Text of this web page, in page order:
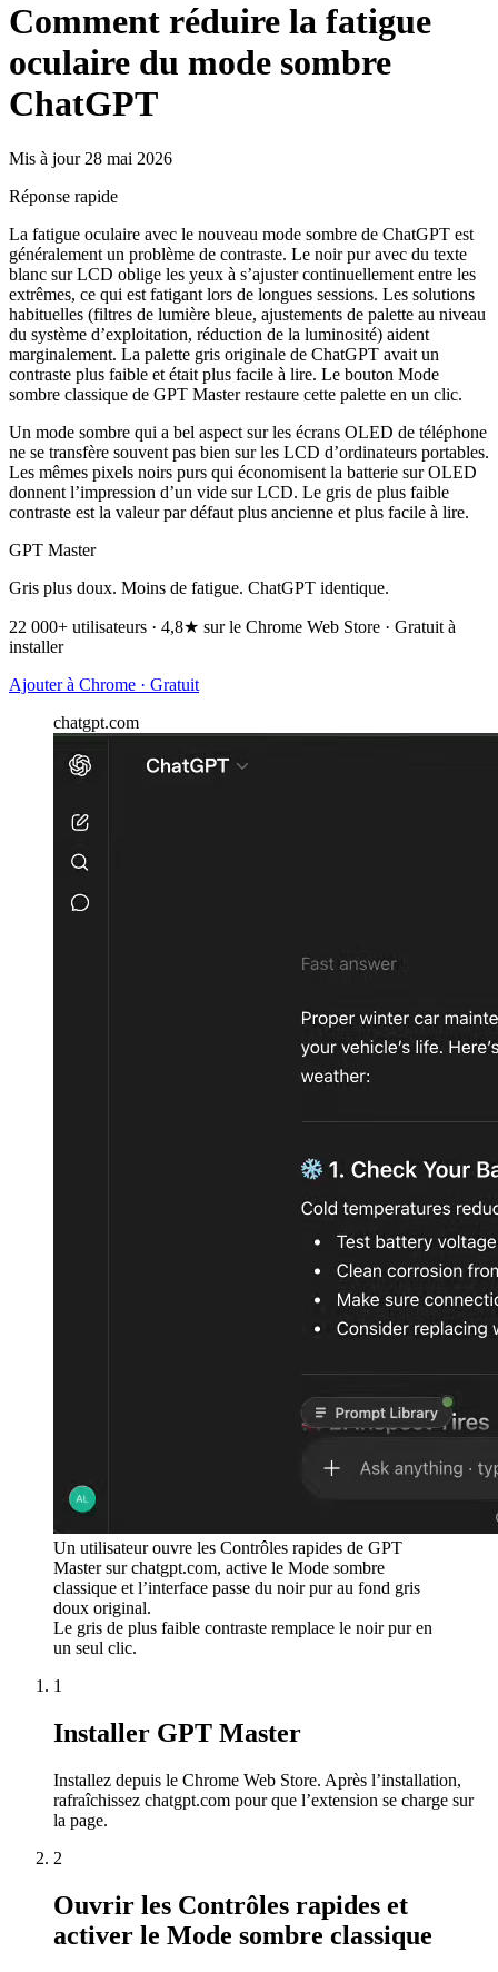
Comment réduire la fatigue
oculaire du mode sombre
ChatGPT
Mis à jour 28 mai 2026
Réponse rapide
La fatigue oculaire avec le nouveau mode sombre de ChatGPT est
généralement un problème de contraste. Le noir pur avec du texte
blanc sur LCD oblige les yeux à s’ajuster continuellement entre les
extrêmes, ce qui est fatigant lors de longues sessions. Les solutions
habituelles (filtres de lumière bleue, ajustements de palette au niveau
du système d’exploitation, réduction de la luminosité) aident
marginalement. La palette gris originale de ChatGPT avait un
contraste plus faible et était plus facile à lire. Le bouton Mode
sombre classique de GPT Master restaure cette palette en un clic.
Un mode sombre qui a bel aspect sur les écrans OLED de téléphone
ne se transfère souvent pas bien sur les LCD d’ordinateurs portables.
Les mêmes pixels noirs purs qui économisent la batterie sur OLED
donnent l’impression d’un vide sur LCD. Le gris de plus faible
contraste est la valeur par défaut plus ancienne et plus facile à lire.
GPT Master
Gris plus doux. Moins de fatigue. ChatGPT identique.
22 000+ utilisateurs · 4,8★ sur le Chrome Web Store · Gratuit à
installer
Ajouter à Chrome · Gratuit
chatgpt.com
Un utilisateur ouvre les Contrôles rapides de GPT
Master sur chatgpt.com, active le Mode sombre
classique et l’interface passe du noir pur au fond gris
doux original.
Le gris de plus faible contraste remplace le noir pur en
un seul clic.
1
Installer GPT Master
Installez depuis le Chrome Web Store. Après l’installation,
rafraîchissez chatgpt.com pour que l’extension se charge sur
la page.
2
Ouvrir les Contrôles rapides et
activer le Mode sombre classique